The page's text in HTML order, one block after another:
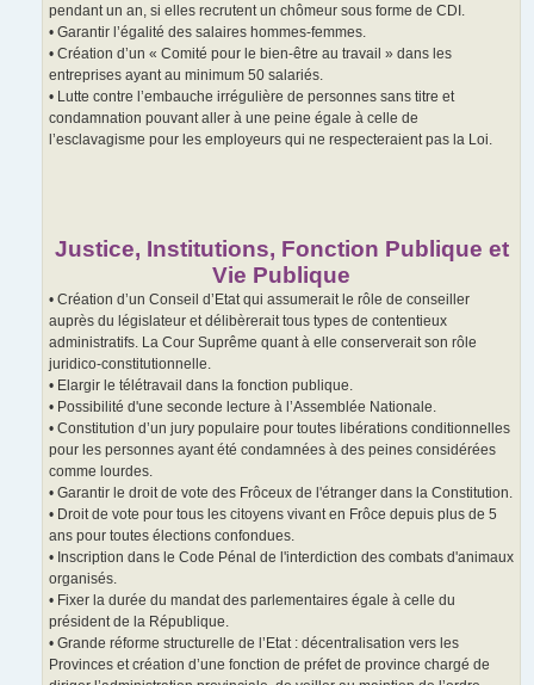
pendant un an, si elles recrutent un chômeur sous forme de CDI.
• Garantir l’égalité des salaires hommes-femmes.
• Création d’un « Comité pour le bien-être au travail » dans les
entreprises ayant au minimum 50 salariés.
• Lutte contre l’embauche irrégulière de personnes sans titre et
condamnation pouvant aller à une peine égale à celle de
l’esclavagisme pour les employeurs qui ne respecteraient pas la Loi.
Justice, Institutions, Fonction Publique et
Vie Publique
• Création d’un Conseil d’Etat qui assumerait le rôle de conseiller
auprès du législateur et délibèrerait tous types de contentieux
administratifs. La Cour Suprême quant à elle conserverait son rôle
juridico-constitutionnelle.
• Elargir le télétravail dans la fonction publique.
• Possibilité d'une seconde lecture à l’Assemblée Nationale.
• Constitution d’un jury populaire pour toutes libérations conditionnelles
pour les personnes ayant été condamnées à des peines considérées
comme lourdes.
• Garantir le droit de vote des Frôceux de l'étranger dans la Constitution.
• Droit de vote pour tous les citoyens vivant en Frôce depuis plus de 5
ans pour toutes élections confondues.
• Inscription dans le Code Pénal de l'interdiction des combats d'animaux
organisés.
• Fixer la durée du mandat des parlementaires égale à celle du
président de la République.
• Grande réforme structurelle de l’Etat : décentralisation vers les
Provinces et création d’une fonction de préfet de province chargé de